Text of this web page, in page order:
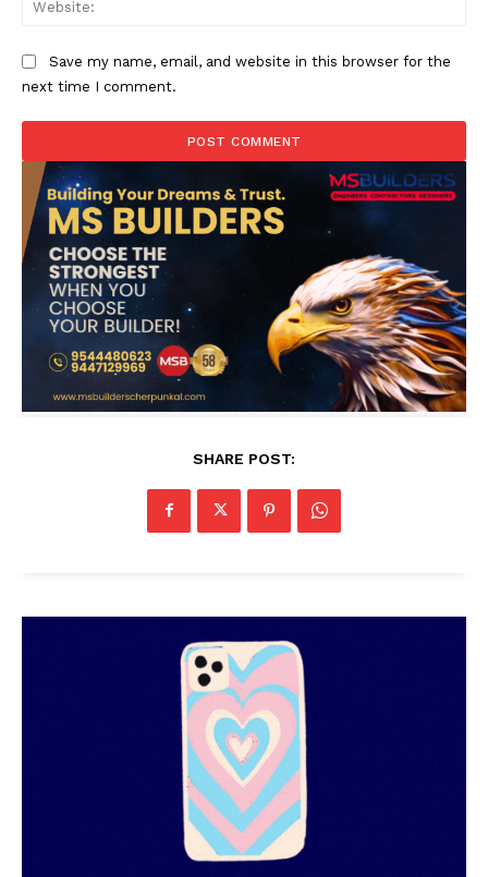
Save my name, email, and website in this browser for the
next time I comment.
SHARE POST: